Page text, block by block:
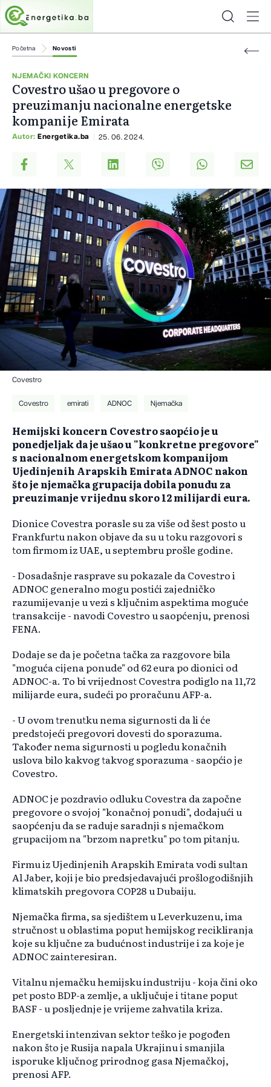
Početna Novosti
NJEMAČKI KONCERN
Covestro ušao u pregovore o
preuzimanju nacionalne energetske
kompanije Emirata
Autor: Energetika.ba 25. 06. 2024.
Covestro
Covestro emirati ADNOC Njemačka
Hemijski koncern Covestro saopćio je u
ponedjeljak da je ušao u "konkretne pregovore"
s nacionalnom energetskom kompanijom
Ujedinjenih Arapskih Emirata ADNOC nakon
što je njemačka grupacija dobila ponudu za
preuzimanje vrijednu skoro 12 milijardi eura.
Dionice Covestra porasle su za više od šest posto u
Frankfurtu nakon objave da su u toku razgovori s
tom firmom iz UAE, u septembru prošle godine.
- Dosadašnje rasprave su pokazale da Covestro i
ADNOC generalno mogu postići zajedničko
razumijevanje u vezi s ključnim aspektima moguće
transakcije - navodi Covestro u saopćenju, prenosi
FENA.
Dodaje se da je početna tačka za razgovore bila
"moguća cijena ponude" od 62 eura po dionici od
ADNOC-a. To bi vrijednost Covestra podiglo na 11,72
milijarde eura, sudeći po proračunu AFP-a.
- U ovom trenutku nema sigurnosti da li će
predstojeći pregovori dovesti do sporazuma.
Također nema sigurnosti u pogledu konačnih
uslova bilo kakvog takvog sporazuma - saopćio je
Covestro.
ADNOC je pozdravio odluku Covestra da započne
pregovore o svojoj "konačnoj ponudi", dodajući u
saopćenju da se raduje saradnji s njemačkom
grupacijom na "brzom napretku" po tom pitanju.
Firmu iz Ujedinjenih Arapskih Emirata vodi sultan
Al Jaber, koji je bio predsjedavajući prošlogodišnjih
klimatskih pregovora COP28 u Dubaiju.
Njemačka firma, sa sjedištem u Leverkuzenu, ima
stručnost u oblastima poput hemijskog recikliranja
koje su ključne za budućnost industrije i za koje je
ADNOC zainteresiran.
Vitalnu njemačku hemijsku industriju - koja čini oko
pet posto BDP-a zemlje, a uključuje i titane poput
BASF - u posljednje je vrijeme zahvatila kriza.
Energetski intenzivan sektor teško je pogođen
nakon što je Rusija napala Ukrajinu i smanjila
isporuke ključnog prirodnog gasa Njemačkoj,
prenosi AFP.